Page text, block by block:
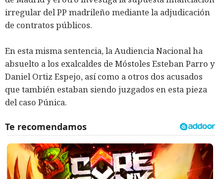
irregular del PP madrileño mediante la adjudicación
de contratos públicos.
En esta misma sentencia, la Audiencia Nacional ha
absuelto a los exalcaldes de Móstoles Esteban Parro y
Daniel Ortiz Espejo, así como a otros dos acusados
que también estaban siendo juzgados en esta pieza
del caso Púnica.